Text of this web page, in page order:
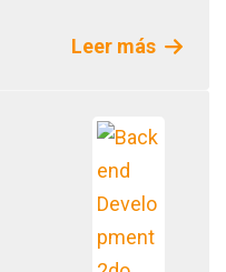
Leer más